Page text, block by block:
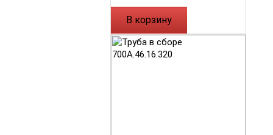
В корзину